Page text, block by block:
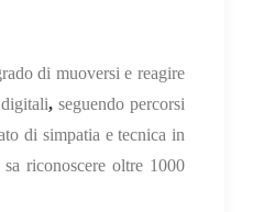
di muoversi e reagire
,seguendo percorsi
di simpatia e tecnica in
riconoscere oltre 1000